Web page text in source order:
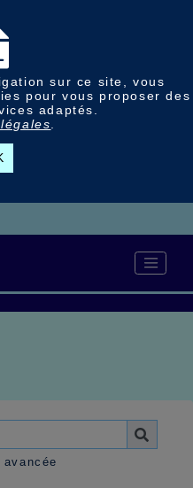
sur ce site, vous
pour vous proposer des
adaptés.
avancée